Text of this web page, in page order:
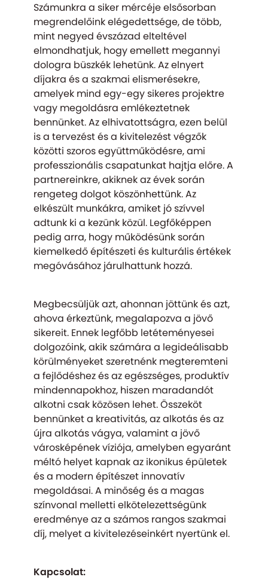
Számunkra a siker mércéje elsősorban
megrendelőink elégedettsége, de több,
mint negyed évszázad elteltével
elmondhatjuk, hogy emellett megannyi
dologra büszkék lehetünk. Az elnyert
díjakra és a szakmai elismerésekre,
amelyek mind egy-egy sikeres projektre
vagy megoldásra emlékeztetnek
bennünket. Az elhivatottságra, ezen belül
is a tervezést és a kivitelezést végzők
közötti szoros együttműködésre, ami
professzionális csapatunkat hajtja előre. A
partnereinkre, akiknek az évek során
rengeteg dolgot köszönhettünk. Az
elkészült munkákra, amiket jó szívvel
adtunk ki a kezünk közül. Legfőképpen
pedig arra, hogy működésünk során
kiemelkedő építészeti és kulturális értékek
megóvásához járulhattunk hozzá.
Megbecsüljük azt, ahonnan jöttünk és azt,
ahova érkeztünk, megalapozva a jövő
sikereit. Ennek legfőbb letéteményesei
dolgozóink, akik számára a legideálisabb
körülményeket szeretnénk megteremteni
a fejlődéshez és az egészséges, produktív
mindennapokhoz, hiszen maradandót
alkotni csak közösen lehet. Összeköt
bennünket a kreativitás, az alkotás és az
újra alkotás vágya, valamint a jövő
városképének víziója, amelyben egyaránt
méltó helyet kapnak az ikonikus épületek
és a modern építészet innovatív
megoldásai. A minőség és a magas
színvonal melletti elkötelezettségünk
eredménye az a számos rangos szakmai
díj, melyet a kivitelezéseinkért nyertünk el.
Kapcsolat: